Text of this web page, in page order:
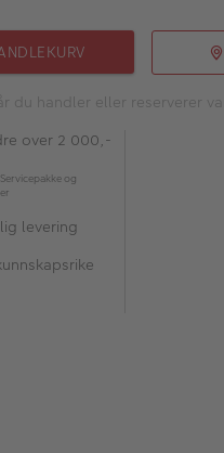
du handler eller reserverer
over 2 000,-
og
levering